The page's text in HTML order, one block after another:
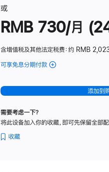
或
RMB 730/月
含增值税及其他法定税费：约 RMB
可享免息分期付款 (Studio
-
纳
理
添加到
需要考虑一下？
将此设备加入你的收藏，即可先保留全部
收藏